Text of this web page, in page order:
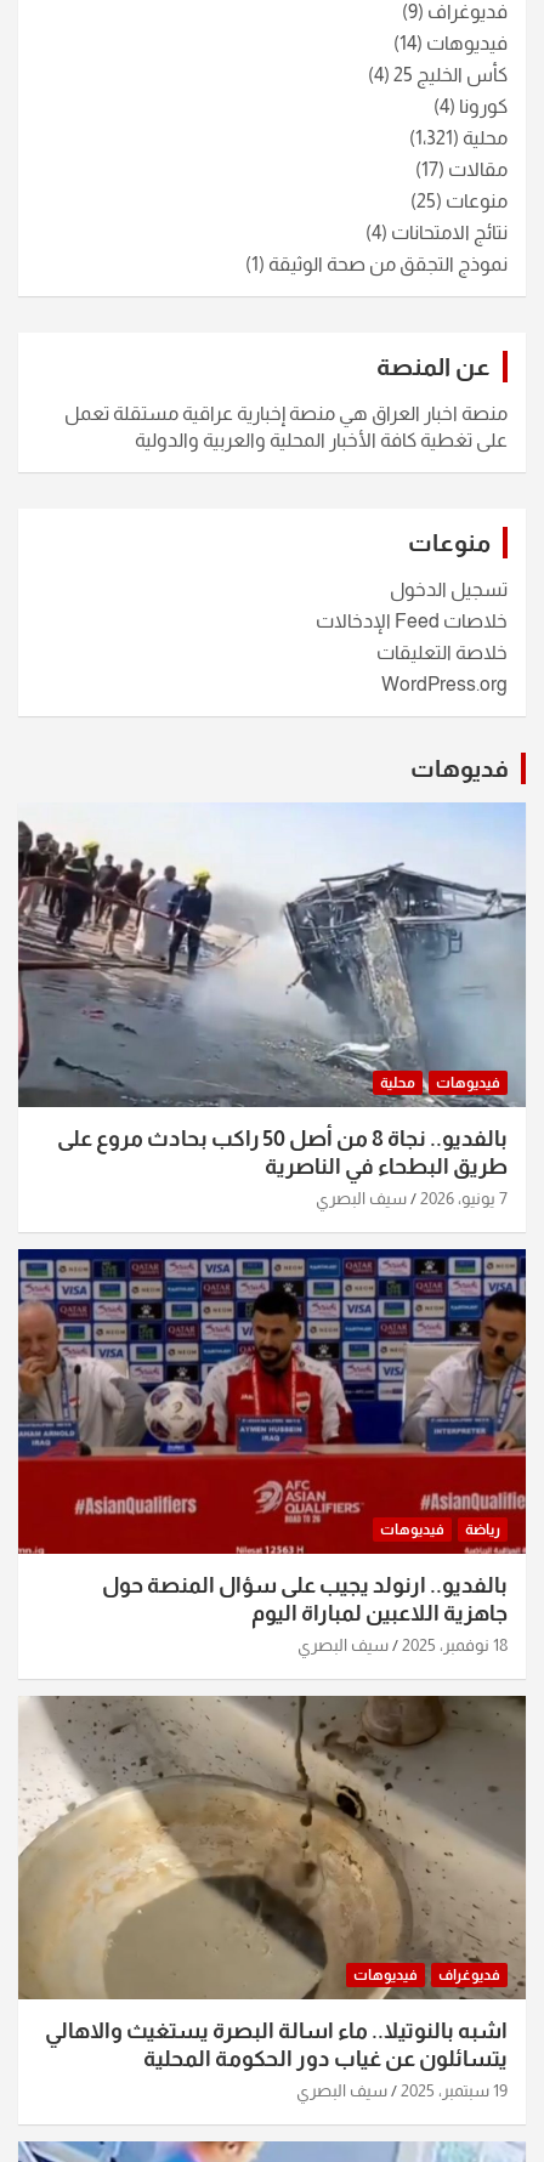
فديوغراف (9)
فيديوهات (14)
كأس الخليج 25
(4)
كورونا (4)
محلية (1٬321)
مقالات (17)
منوعات (25)
نتائج الامتحانات (4)
نموذج التجقق من صحة الوثيقة (1)
عن المنصة
منصة اخبار العراق هي منصة إخبارية عراقية مستقلة تعمل
على تغطية كافة الأخبار المحلية والعربية والدولية
منوعات
تسجيل الدخول
خلاصات Feed الإدخالات
خلاصة التعليقات
WordPress.org
فديوهات
فيديوهات محلية
بالفديو.. نجاة 8 من أصل 50 راكب بحادث مروع على
طريق البطحاء في الناصرية
7 يونيو، 2026 سيف البصري
رياضة فيديوهات
بالفديو.. ارنولد يجيب على سؤال المنصة حول
جاهزية اللاعبين لمباراة اليوم
18 نوفمبر، 2025 سيف البصري
فديوغراف فيديوهات
اشبه بالنوتيلا.. ماء اسالة البصرة يستغيث والاهالي
يتسائلون عن غياب دور الحكومة المحلية
19 سبتمبر، 2025 سيف البصري